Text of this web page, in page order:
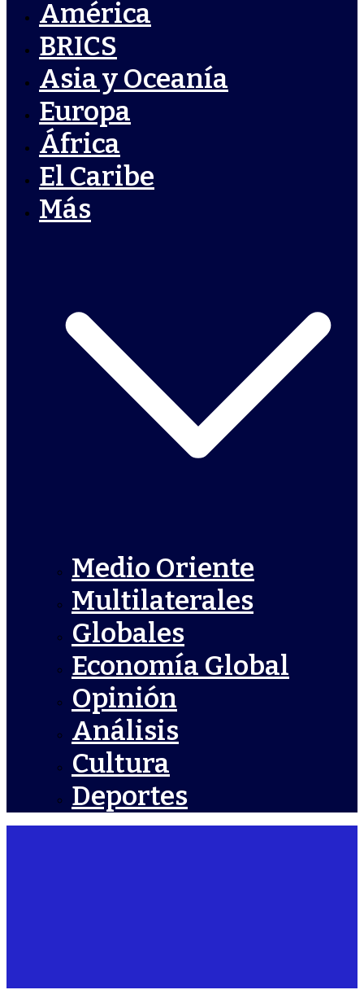
América
BRICS
Asia y Oceanía
Europa
África
El Caribe
Más
Medio Oriente
Multilaterales
Globales
Economía Global
Opinión
Análisis
Cultura
Deportes